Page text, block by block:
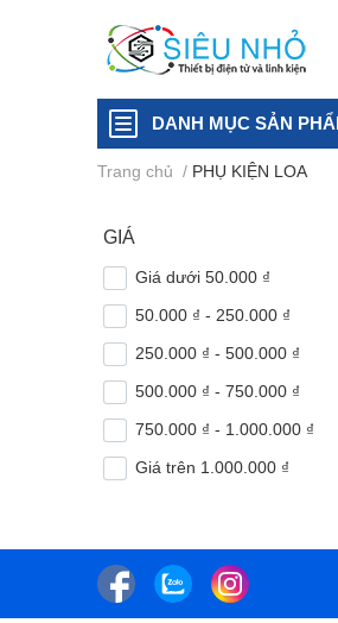
DANH MỤC SẢN
Trang chủ / PHỤ KIỆN LOA
GIÁ
Giá dưới 50.000 ₫
50.000 ₫ - 250.000 ₫
250.000 ₫ - 500.000 ₫
500.000 ₫ - 750.000 ₫
750.000 ₫ - 1.000.000 ₫
Giá trên 1.000.000 ₫